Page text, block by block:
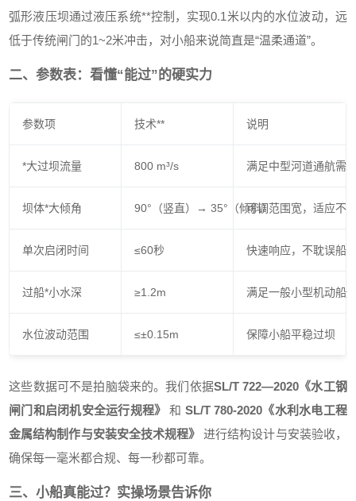
弧形液压坝通过液压系统**控制，实现0.1米以内的水位波动，远
低于传统闸门的1~2米冲击，对小船来说简直是“温柔通道”。
二、参数表：看懂“能过”的硬实力
参数项 技术** 说明
*大过坝流量 800 m³/s 满足中型河道通航需
坝体*大倾角 90°（竖直）→ 35°（倾斜）可调范围宽，适应不
单次启闭时间 ≤60秒 快速响应，不耽误船
过船*小水深 ≥1.2m 满足一般小型机动船
水位波动范围 ≤±0.15m 保障小船平稳过坝
这些数据可不是拍脑袋来的。我们依据SL/T 722—2020《水工钢
闸门和启闭机安全运行规程》
和 SL/T 780-2020《水利水电工程
金属结构制作与安装安全技术规程》
进行结构设计与安装验收，
确保每一毫米都合规、每一秒都可靠。
三、小船真能过？实操场景告诉你